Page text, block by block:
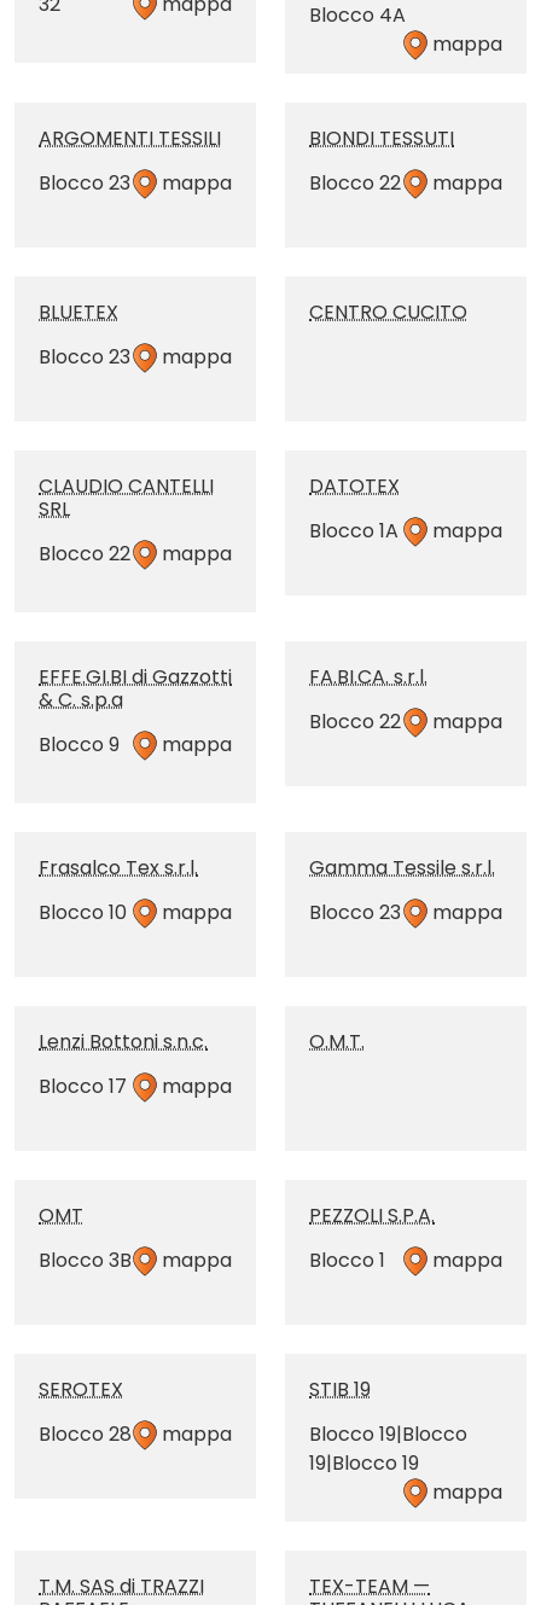
Blocco 4A
mappa
ARGOMENTI TESSILI
Blocco 23
mappa
BIONDI TESSUTI
Blocco 22
mappa
BLUETEX
Blocco 23
mappa
CENTRO CUCITO
CLAUDIO CANTELLI
SRL
Blocco 22
mappa
DATOTEX
Blocco 1A
mappa
EFFE.GI.BI di Gazzotti
& C. s.p.a
Blocco 9
mappa
FA.BI.CA. s.r.l.
Blocco 22
mappa
Frasalco Tex s.r.l.
Blocco 10
mappa
Gamma Tessile s.r.l.
Blocco 23
mappa
Lenzi Bottoni s.n.c.
Blocco 17
mappa
O.M.T.
OMT
Blocco 3B
mappa
PEZZOLI S.P.A.
Blocco 1
mappa
SEROTEX
Blocco 28
mappa
STIB 19
Blocco 19|Blocco
19|Blocco 19
mappa
T.M. SAS di TRAZZI
TEX-TEAM —